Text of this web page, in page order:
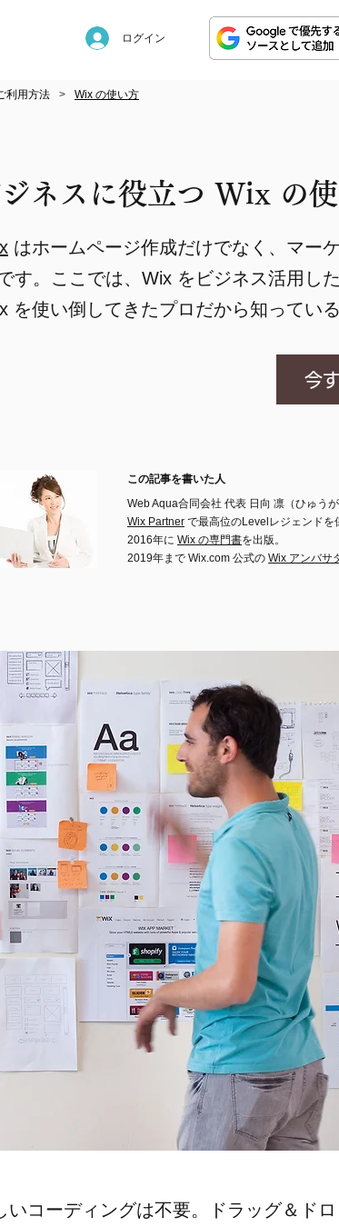
ログイン
利用方法 > Wix の使い方
ジネスに役立つ Wix の
はホームページ作成だけでなく、マー
す。ここでは、Wix をビジネス活用し
を使い倒してきたプロだから知ってい
今
この記事を書いた人
Web Aqua合同会社 代表 日向 凛（ひゅうが
Wix Partner で最高位のLevelレジェンドを
2016年に Wix の専門書を出版。
2019年まで Wix.com 公式の Wix アンバサ
いコーディングは不要。ドラッグ＆ド